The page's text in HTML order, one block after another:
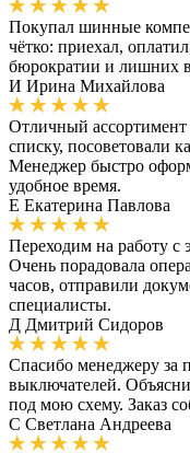
Покупал шинные
чётко: приехал,
бюрократии и лишних
И Ирина Михайлова
Отличный ассортимент
списку, посоветовали
Менеджер быстро
удобное время.
Е Екатерина Павлова
Переходим на работу с
Очень порадовала
часов, отправили
специалисты.
Д Дмитрий Сидоров
Спасибо менеджеру за
выключателей.
под мою схему. Заказ
С Светлана Андреева